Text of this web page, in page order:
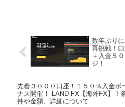
数年ぶり
再挑戦！
＋入金５
ジ！
先着３０００口座！１５０％入金ボ
ナス開催！ LAND FX【海外FX】！
件や金額、詳細について